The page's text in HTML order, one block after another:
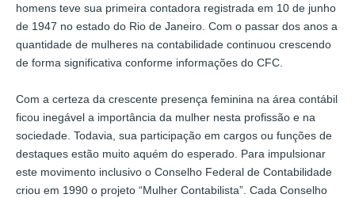
homens teve sua primeira contadora registrada em 10 de junho
de 1947 no estado do Rio de Janeiro. Com o passar dos anos a
quantidade de mulheres na contabilidade continuou crescendo
de forma significativa conforme informações do CFC.
Com a certeza da crescente presença feminina na área contábil
ficou inegável a importância da mulher nesta profissão e na
sociedade. Todavia, sua participação em cargos ou funções de
destaques estão muito aquém do esperado. Para impulsionar
este movimento inclusivo o Conselho Federal de Contabilidade
criou em 1990 o projeto “Mulher Contabilista”. Cada Conselho